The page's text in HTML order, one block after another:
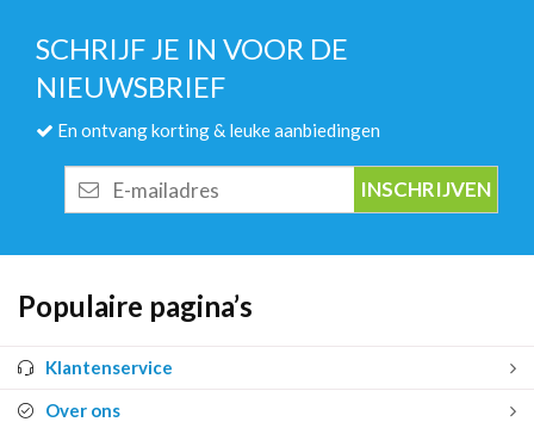
SCHRIJF JE IN VOOR DE
NIEUWSBRIEF
En ontvang korting & leuke aanbiedingen
mailadres
Populaire pagina’s
Klantenservice
Over ons